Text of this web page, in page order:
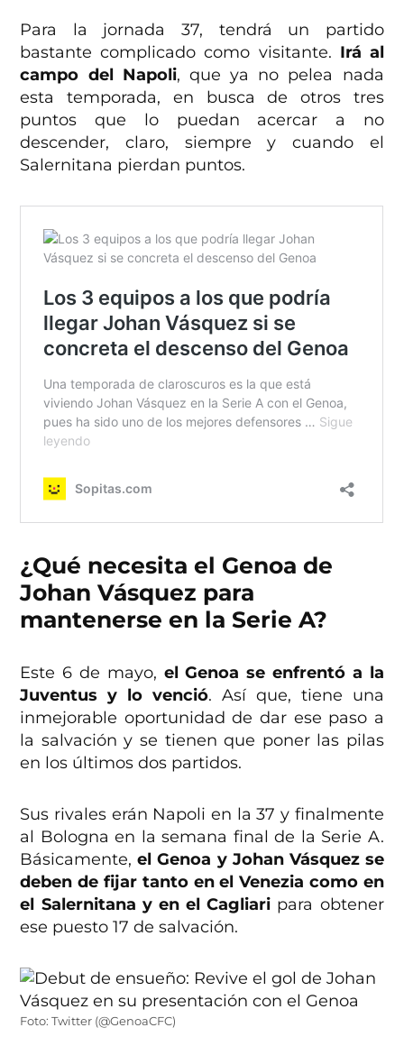
Para la jornada 37, tendrá un partido
bastante complicado como visitante. Irá al
campo del Napoli, que ya no pelea nada
esta temporada, en busca de otros tres
puntos que lo puedan acercar a no
descender, claro, siempre y cuando el
Salernitana pierdan puntos.
¿Qué necesita el Genoa de
Johan Vásquez para
mantenerse en la Serie A?
Este 6 de mayo, el Genoa se enfrentó a la
Juventus y lo venció. Así que, tiene una
inmejorable oportunidad de dar ese paso a
la salvación y se tienen que poner las pilas
en los últimos dos partidos.
Sus rivales erán Napoli en la 37 y finalmente
al Bologna en la semana final de la Serie A.
Básicamente,el Genoa y Johan Vásquez se
deben de fijar tanto en el Venezia como en
el Salernitana y en el Cagliari para obtener
ese puesto 17 de salvación.
Foto: Twitter (@GenoaCFC)